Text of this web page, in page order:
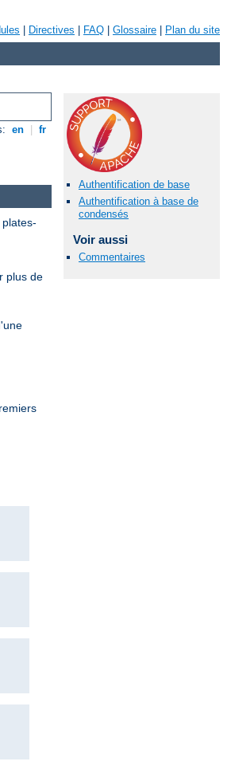
Directives FAQ Glossaire Plan du site
en fr
Authentification de base
Authentification à base de
condensés
Voir aussi
Commentaires
plus de